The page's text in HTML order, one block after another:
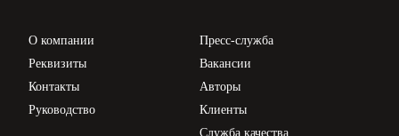
О компании
Реквизиты
Контакты
Руководство
Пресс-служба
Вакансии
Авторы
Клиенты
Служба качества